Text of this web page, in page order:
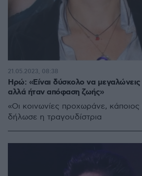
Ηρώ: «Είναι δύσκολο να
αλλά ήταν απόφαση ζωής»
«Οι κοινωνίες προχωράνε,
δήλωσε η τραγουδίστρια
21.05.2023, 08:38